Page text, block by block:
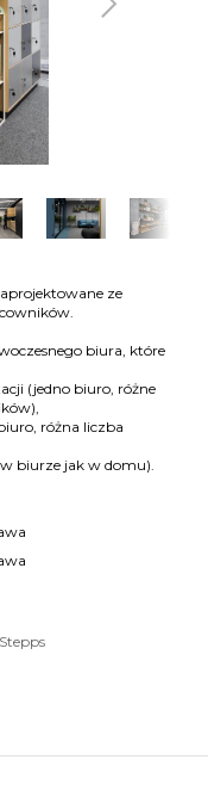
Następny
ze
biura, które
(jedno biuro, różne
różna liczba
biurze jak w domu).
Stepps